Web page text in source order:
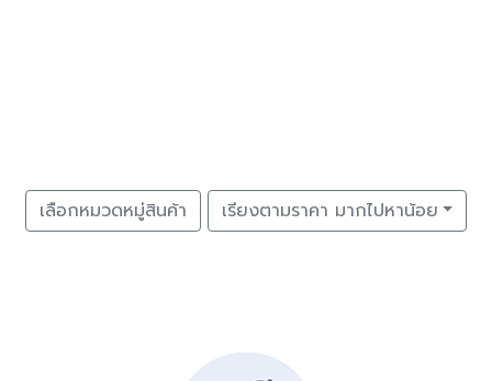
เลือกหมวดหมู่สินค้า เรียงตามราคา มากไปหาน้อย